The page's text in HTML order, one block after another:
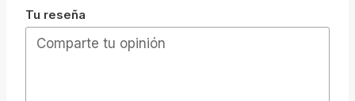
Tu reseña